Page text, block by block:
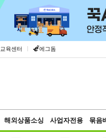
교육센터 | 에그돔
해외상품소싱 사업자전용 묶음